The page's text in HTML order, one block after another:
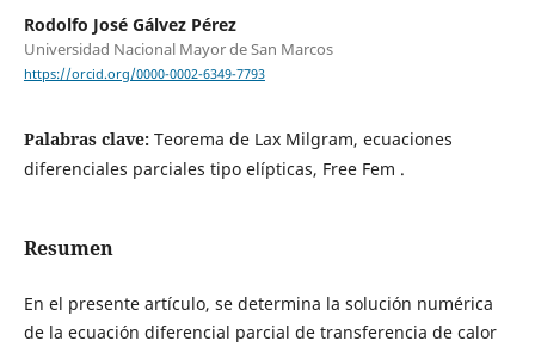
Rodolfo José Gálvez Pérez
Universidad Nacional Mayor de San Marcos
https://orcid.org/0000-0002-6349-7793
Palabras clave: Teorema de Lax Milgram, ecuaciones
diferenciales parciales tipo elípticas, Free Fem .
Resumen
En el presente artículo, se determina la solución numérica
de la ecuación diferencial parcial de transferencia de calor